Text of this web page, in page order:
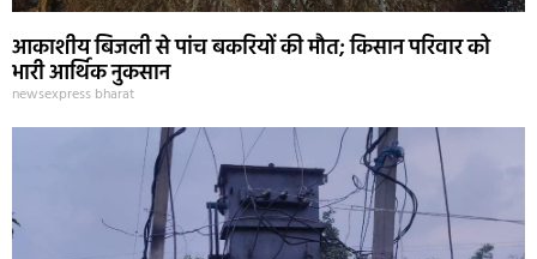
आकाशीय बिजली से पांच बकरियों की मौत; किसान परिवार को
भारी आर्थिक नुकसान
newsexpress bharat